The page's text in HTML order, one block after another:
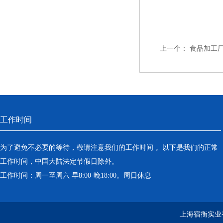
上一个： 食品加工
工作时间
为了避免不必要的等待，敬请注意我们的工作时间 。以下是我们的正常
工作时间，中国大陆法定节假日除外。
工作时间：周一至周六 早8:00-晚18:00。周日休息
上海宿衡实